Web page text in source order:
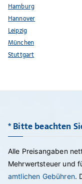
Hamburg
Hannover
Leipzig
München
Stuttgart
* Bitte beachten
Alle Preisangaben
Mehrwertsteuer und
amtlichen Gebühren.